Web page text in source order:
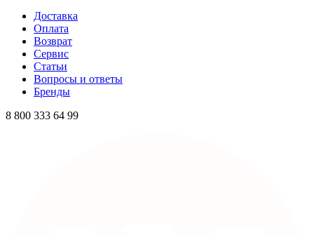
Доставка
Оплата
Возврат
Сервис
Статьи
Вопросы и ответы
Бренды
8 800 333 64 99